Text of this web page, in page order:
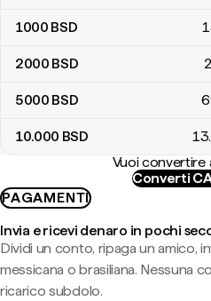
1000 BSD
2000 BSD
5000 BSD
10.000 BSD
Vuoi convertire
Converti
PAGAMENTI
Invia e ricevi denaro in pochi
Dividi un conto, ripaga un amico,
messicana o brasiliana. Nessuna
ricarico subdolo.